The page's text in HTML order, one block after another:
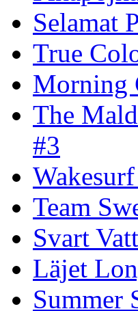
Selamat
True
Morning
The
#3
Team
Svart
Läjet
Summer